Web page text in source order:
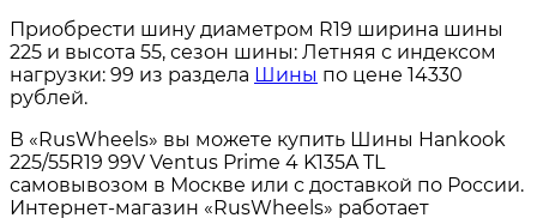
Приобрести шину диаметром R19 ширина шины
225 и высота 55, сезон шины: Летняя с индексом
нагрузки: 99 из раздела Шины по цене 14330
рублей.
В «RusWheels» вы можете купить Шины Hankook
225/55R19 99V Ventus Prime 4 K135A TL
самовывозом в Москве или с доставкой по России.
Интернет-магазин «RusWheels» работает